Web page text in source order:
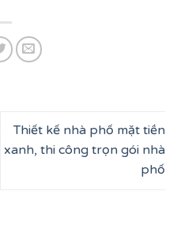
Thiết kế nhà phố mặt tiền
xanh, thi công trọn gói nhà
phố